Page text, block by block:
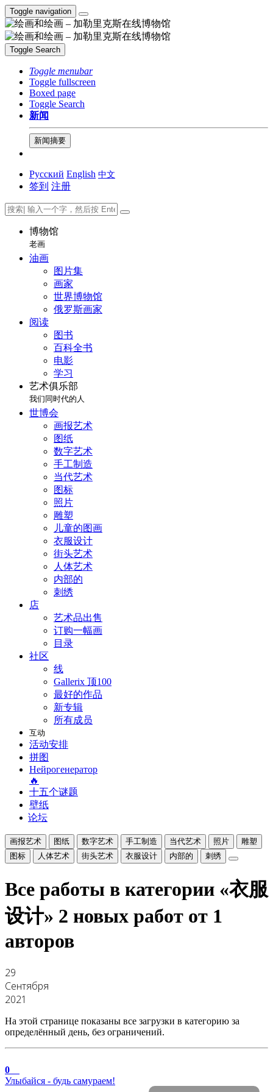
Toggle navigation
Toggle Search
Toggle menubar
Toggle fullscreen
Boxed page
Toggle Search
新闻
新闻摘要
Русский English 中文
签到 注册
博物馆
老画
油画
图片集
画家
世界博物馆
俄罗斯画家
阅读
图书
百科全书
电影
学习
艺术俱乐部
我们同时代的人
世博会
画报艺术
图纸
数字艺术
手工制造
当代艺术
图标
照片
雕塑
儿童的图画
衣服设计
街头艺术
人体艺术
内部的
刺绣
店
艺术品出售
订购一幅画
目录
社区
线
Gallerix 顶100
最好的作品
新专辑
所有成员
互动
活动安排
拼图
Нейрогенератор
🔥
十五个谜题
壁纸
论坛
画报艺术 图纸 数字艺术 手工制造 当代艺术 照片
雕塑
图标
人体艺术 街头艺术 衣服设计 内部的 刺绣
Все работы в категории «衣服
设计» 2 новых работ от 1
авторов
29
Сентября
2021
На этой странице показаны все загрузки в категорию за
определённый день, без ограничений.
0
Улыбайся - будь самураем!